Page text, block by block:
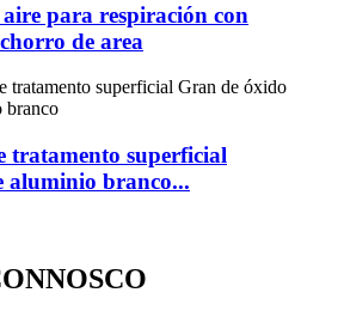
para respiración con
de area
tratamento superficial
aluminio branco...